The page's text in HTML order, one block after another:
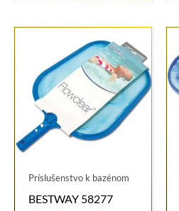
Príslušenstvo k bazénom
BESTWAY 58277